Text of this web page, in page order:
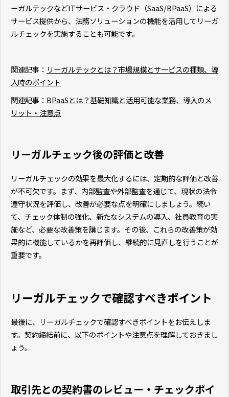
ーガルテックなどITサービス・クラウド（SaaS/BPaaS）による
サービス提供から、法務ソリューションの機能を活用してリーガ
ルチェックを実施することも可能です。
関連記事： リーガルテックとは？市場規模とサービスの種類、導
入時のポイント
関連記事： BPaaSとは？基礎知識と活用可能な業務、導入のメ
リット・注意点
リーガルチェック後の評価と改善
リーガルチェックの効果を最大化するには、定期的な評価と改善
が不可欠です。まず、内部監査や外部監査を通じて、現状の法令
遵守状況を評価し、改善が必要な点を明確にしましょう。続い
て、チェック体制の強化、新たなシステムの導入、社員教育の実
施など、必要な改善策を講じます。その後、これらの改善策が効
果的に機能しているかを再評価し、継続的に見直しを行うことが
重要です。
リーガルチェックで確認すべきポイント
最後に、リーガルチェックで確認すべきポイントをお伝えしま
す。契約締結前に、以下のポイントや注意点を理解しておきまし
ょう。
取引先との契約書のレビュー・チェックポイ